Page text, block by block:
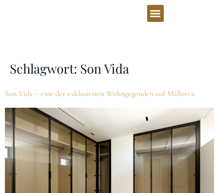
Schlagwort: Son Vida
Son Vida – eine der exklusivsten Wohngegenden auf Mallorca